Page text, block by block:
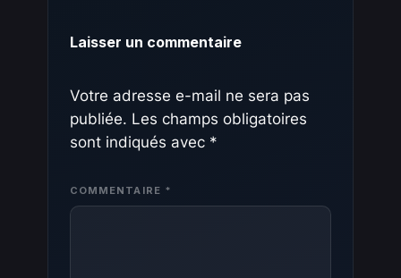
Laisser un commentaire
Votre adresse e-mail ne sera pas
publiée. Les champs obligatoires
sont indiqués avec *
COMMENTAIRE *